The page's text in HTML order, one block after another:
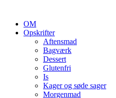
OM
Opskrifter
Aftensmad
Bagværk
Dessert
Glutenfri
Is
Kager og søde sager
Morgenmad